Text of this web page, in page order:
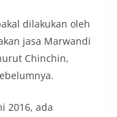
dilakukan oleh
jasa Marwandi
Chinchin,
2016, ada